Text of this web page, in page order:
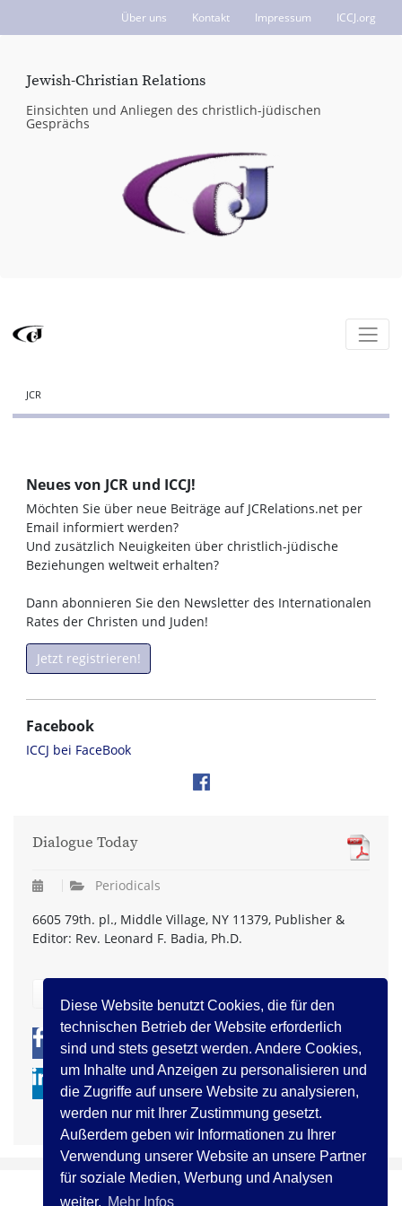
Diese Website benutzt Cookies, die für den
technischen Betrieb der Website erforderlich
sind und stets gesetzt werden. Andere Cookies,
um Inhalte und Anzeigen zu personalisieren und
die Zugriffe auf unsere Website zu analysieren,
werden nur mit Ihrer Zustimmung gesetzt.
Außerdem geben wir Informationen zu Ihrer
Verwendung unserer Website an unsere Partner
für soziale Medien, Werbung und Analysen
weiter. Mehr Infos
Über uns Kontakt Impressum ICCJ.org
Jewish-Christian Relations
Einsichten und Anliegen des christlich-jüdischen
Gesprächs
JCR
Neues von JCR und ICCJ!
Möchten Sie über neue Beiträge auf JCRelations.net per
Email informiert werden?
Und zusätzlich Neuigkeiten über christlich-jüdische
Beziehungen weltweit erhalten?
Dann abonnieren Sie den Newsletter des Internationalen
Rates der Christen und Juden!
Jetzt registrieren!
Facebook
ICCJ bei FaceBook
Dialogue Today
Periodicals
6605 79th. pl., Middle Village, NY 11379, Publisher &
Editor: Rev. Leonard F. Badia, Ph.D.
0 0